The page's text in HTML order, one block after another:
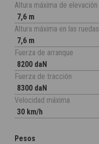
Altura máxima de elevación
7,6 m
Altura máxima en las ruedas
7,6 m
Fuerza de arranque
8200 daN
Fuerza de tracción
8300 daN
Velocidad máxima
30 km/h
Pesos